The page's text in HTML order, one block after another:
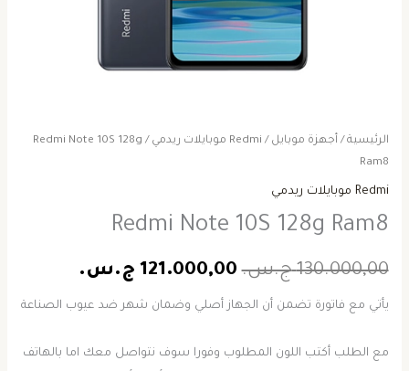
الرئيسية/ أجهزة موبايل / Redmi موبايلات ريدمي
/ Redmi Note 10S 128g
Ram8
Redmi موبايلات ريدمي
Redmi Note 10S 128g Ram8
130.000,00 ج.س. 121.000,00 ج.س.
يأتي مع فاتورة تضمن أن الجهاز أصلي وضمان شهر ضد عيوب الصناعة
مع الطلب أكتب اللون المطلوب وفورا سوف نتواصل معك اما بالهاتف